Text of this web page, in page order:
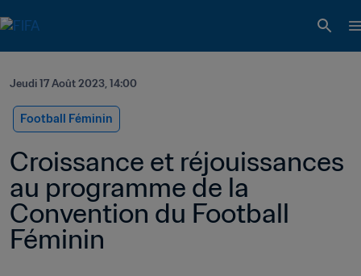
Jeudi 17 Août 2023, 14:00
Football Féminin
Croissance et réjouissances
au programme de la
Convention du Football
Féminin